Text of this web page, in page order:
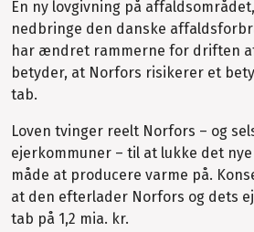
En ny lovgivning på
nedbringe den danske
har ændret rammerne for driften
betyder, at Norfors risikerer et
tab.
Loven tvinger reelt Norfors – og
ejerkommuner – til at lukke det
måde at producere varme på.
at den efterlader Norfors og dets
tab på 1,2 mia. kr.